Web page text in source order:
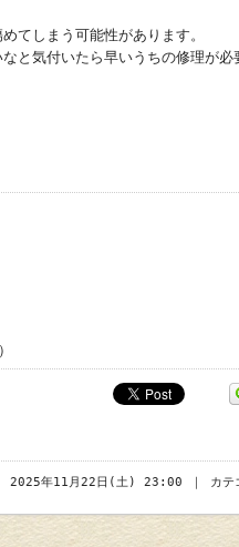
てしまう可能性があります。
と気付いたら早いうちの修理が必
2025年11月22日(土) 23:00 ｜ カテ